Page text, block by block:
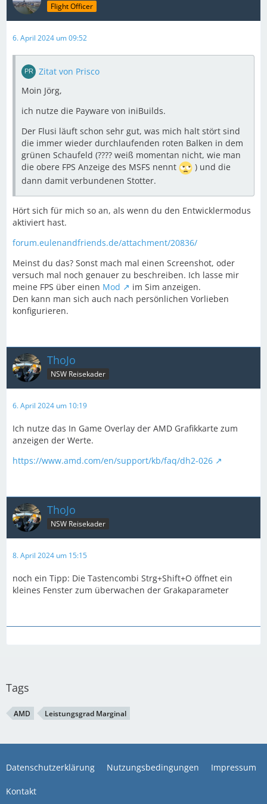
Flight Officer
6. April 2024 um 09:52
Zitat von Prisco
Moin Jörg,
ich nutze die Payware von iniBuilds.
Der Flusi läuft schon sehr gut, was mich halt stört sind
die immer wieder durchlaufenden roten Balken in dem
grünen Schaufeld (???? weiß momentan nicht, wie man
die obere FPS Anzeige des MSFS nennt
) und die
dann damit verbundenen Stotter.
Hört sich für mich so an, als wenn du den Entwicklermodus
aktiviert hast.
forum.eulenandfriends.de/attachment/20836/
Meinst du das? Sonst mach mal einen Screenshot, oder
versuch mal noch genauer zu beschreiben. Ich lasse mir
meine FPS über einen Mod
im Sim anzeigen.
Den kann man sich auch nach persönlichen Vorlieben
konfigurieren.
ThoJo
NSW Reisekader
6. April 2024 um 10:19
Ich nutze das In Game Overlay der AMD Grafikkarte zum
anzeigen der Werte.
https://www.amd.com/en/support/kb/faq/dh2-026
ThoJo
NSW Reisekader
8. April 2024 um 15:15
noch ein Tipp: Die Tastencombi Strg+Shift+O öffnet ein
kleines Fenster zum überwachen der Grakaparameter
Tags
AMD Leistungsgrad Marginal
Datenschutzerklärung Nutzungsbedingungen Impressum
Kontakt